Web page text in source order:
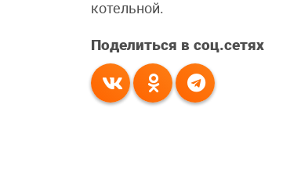
котельной.
Поделиться в соц.сетях